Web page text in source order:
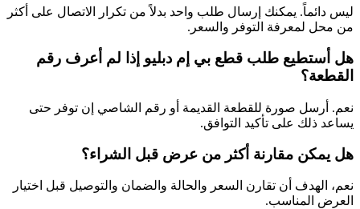
ليس دائماً. يمكنك إرسال طلب واحد بدلاً من تكرار الاتصال على أكثر
من محل لمعرفة التوفر والسعر.
هل أستطيع طلب قطع بي إم دبليو إذا لم أعرف رقم
القطعة؟
نعم. أرسل صورة للقطعة القديمة أو رقم الشاصي إن توفر حتى
يساعد ذلك على تأكيد التوافق.
هل يمكن مقارنة أكثر من عرض قبل الشراء؟
نعم، الهدف أن تقارن السعر والحالة والضمان والتوصيل قبل اختيار
العرض المناسب.